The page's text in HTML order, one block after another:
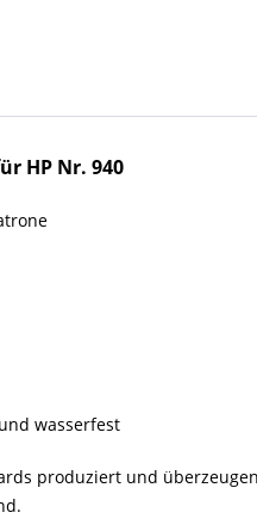
HP Nr. 940
wasserfest
produziert und